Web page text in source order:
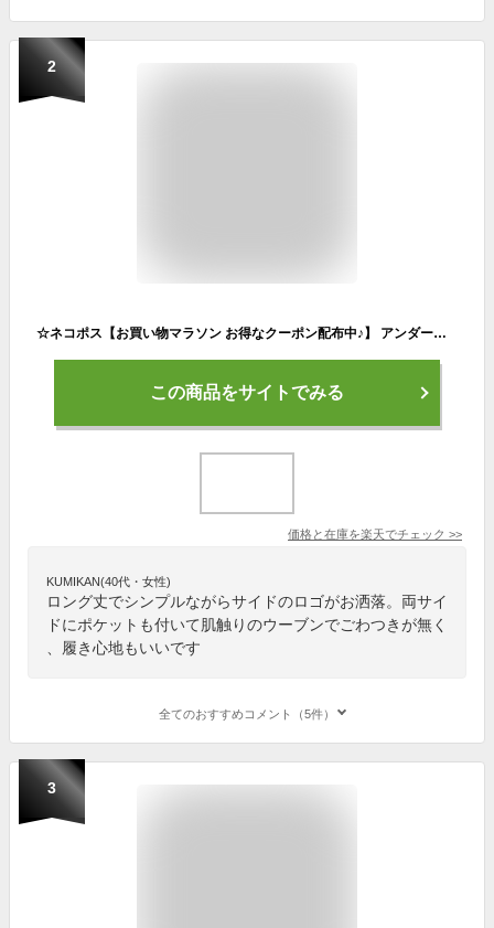
2
☆ネコポス【お買い物マラソン お得なクーポン配布中♪】 アンダーアーマー メンズ レディース ハーフパンツ ショートパンツ UAチーム ユーティリティー ショーツ ルーズ ポケット トレーニング UA TEAM UTILITY SHORTS ユニセックス UNDER ARMOUR 1364981 あす楽 対応可
この商品をサイトでみる
価格と在庫を楽天でチェック >>
KUMIKAN(40代・女性)
ロング丈でシンプルながらサイドのロゴがお洒落。両サイ
ドにポケットも付いて肌触りのウーブンでごわつきが無く
、履き心地もいいです
全てのおすすめコメント（5件）
3